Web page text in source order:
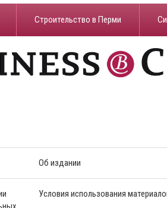
Строительство в Перми
Об издании
Условия использования